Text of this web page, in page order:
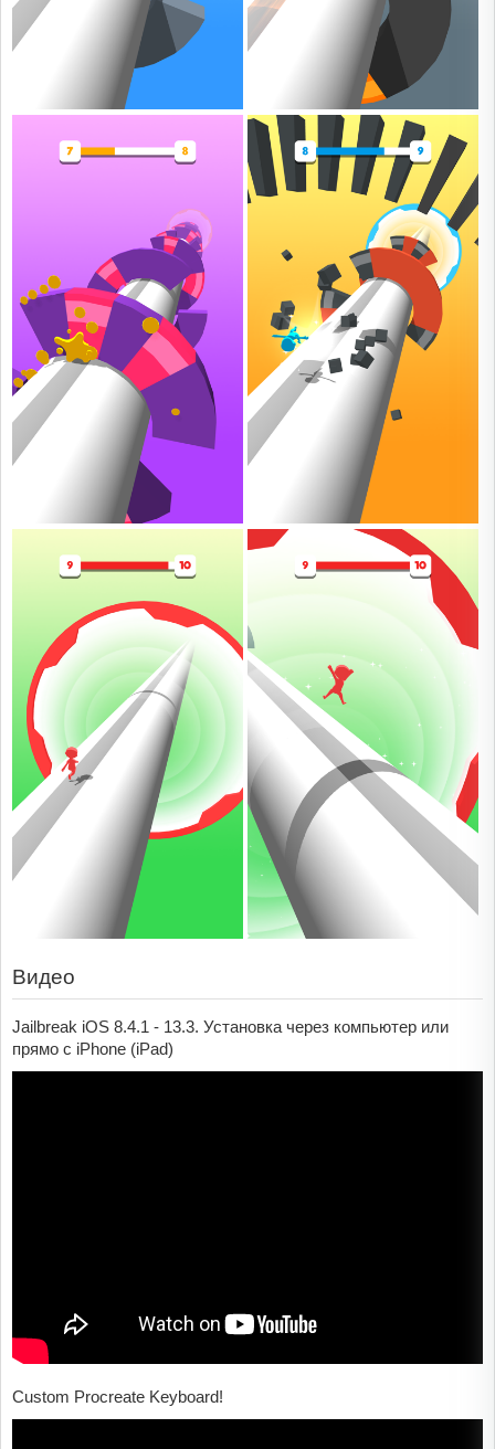
Видео
Jailbreak iOS 8.4.1 - 13.3. Установка через компьютер или
прямо с iPhone (iPad)
Custom Procreate Keyboard!